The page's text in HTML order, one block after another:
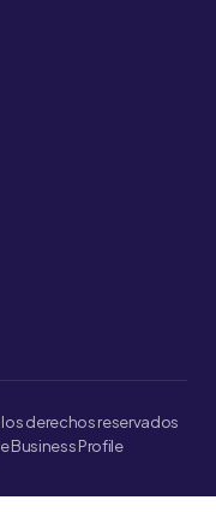
derechos reservados
Business Profile